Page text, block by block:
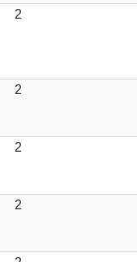
2
2
2
2